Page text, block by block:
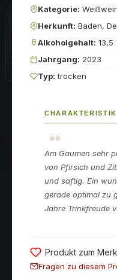
Kategorie:
Herkunft: Baden,
Alkoholgehalt: 13,5
Jahrgang: 2023
Typ: trocken
CHARAKTERISTIK
Am Gaumen sehr
von Pfirsich und
und saftig. Ein
gerade optimal zu
Jahre Trinkfreude
Produkt zum
Fragen zu diesem